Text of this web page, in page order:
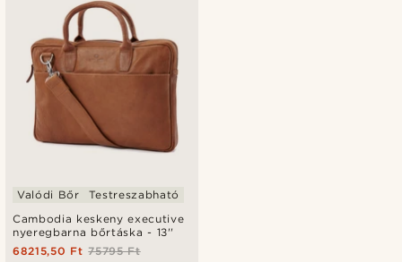
Cambodia keskeny executive
nyeregbarna bőrtáska - 13''
Valódi Bőr Testreszabható
75795 Ft
68215,50 Ft